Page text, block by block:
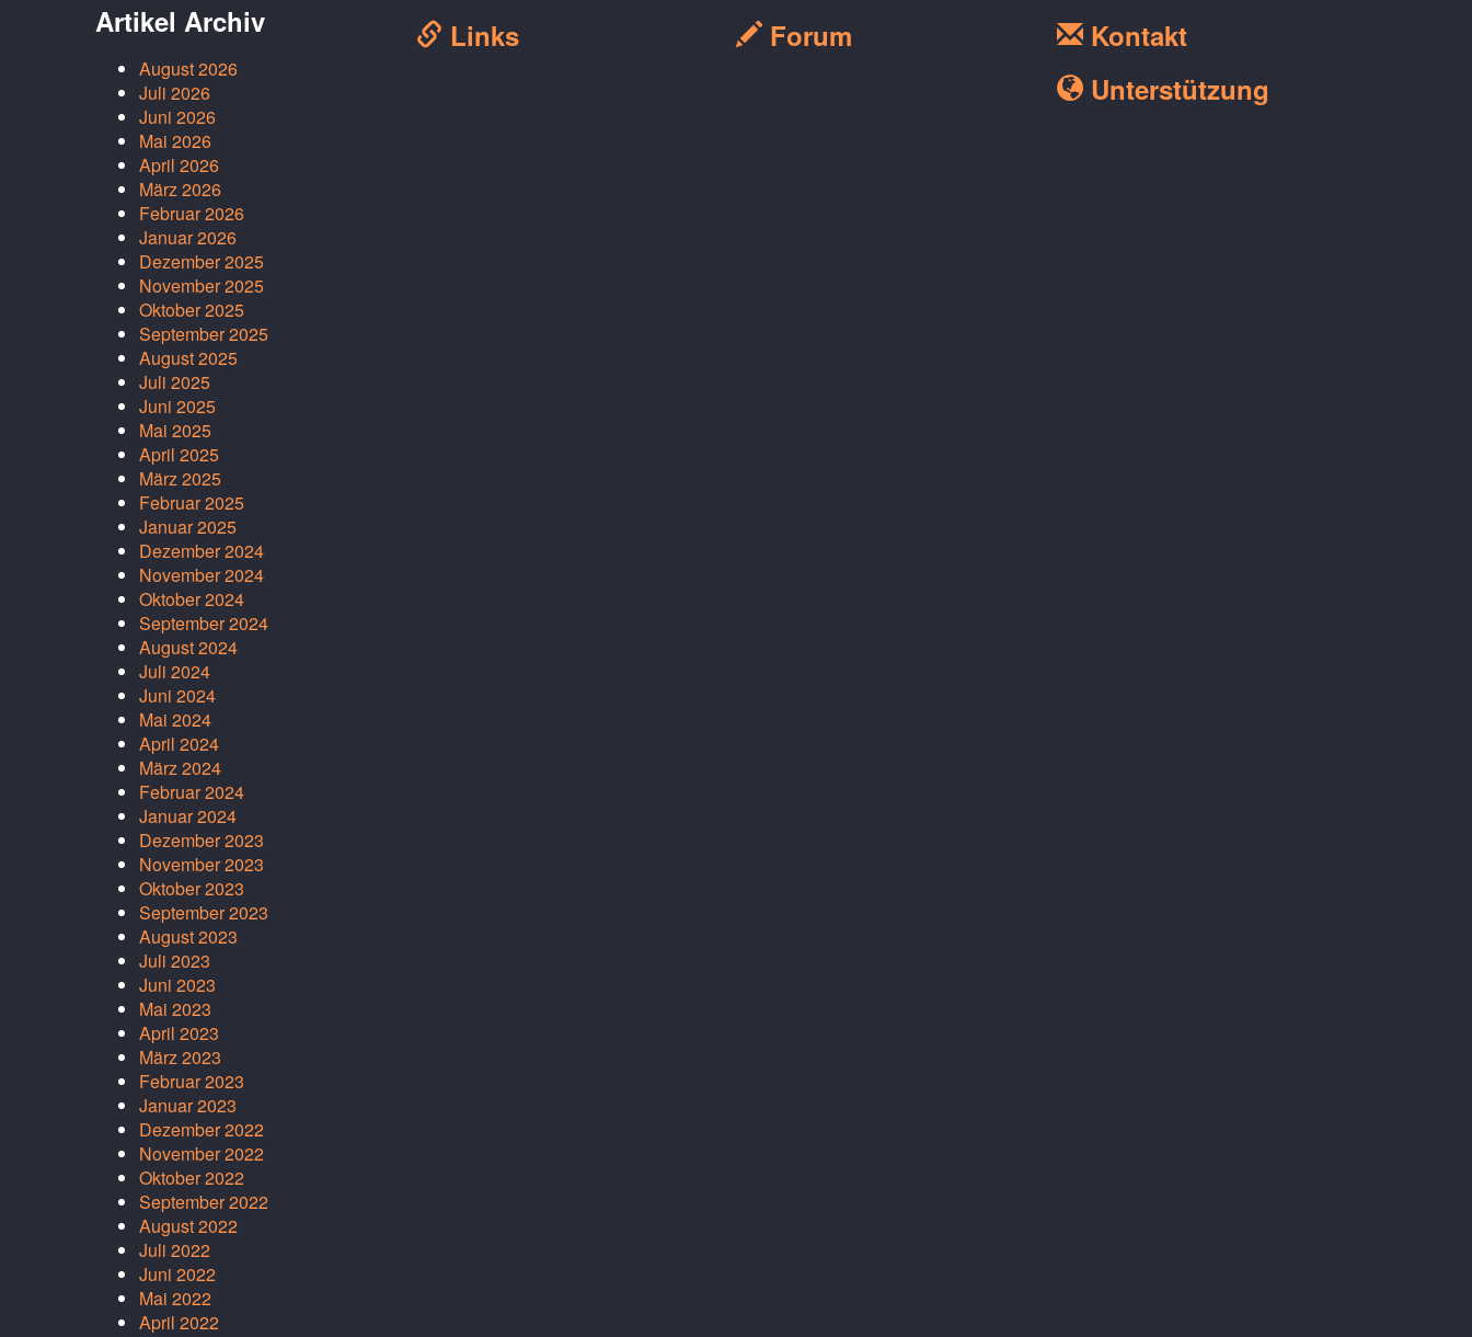
Artikel Archiv
August 2026
Juli 2026
Juni 2026
Mai 2026
April 2026
März 2026
Februar 2026
Januar 2026
Dezember 2025
November 2025
Oktober 2025
September 2025
August 2025
Juli 2025
Juni 2025
Mai 2025
April 2025
März 2025
Februar 2025
Januar 2025
Dezember 2024
November 2024
Oktober 2024
September 2024
August 2024
Juli 2024
Juni 2024
Mai 2024
April 2024
März 2024
Februar 2024
Januar 2024
Dezember 2023
November 2023
Oktober 2023
September 2023
August 2023
Juli 2023
Juni 2023
Mai 2023
April 2023
März 2023
Februar 2023
Januar 2023
Dezember 2022
November 2022
Oktober 2022
September 2022
August 2022
Juli 2022
Juni 2022
Mai 2022
April 2022
Links Forum
Kontakt
Unterstützung